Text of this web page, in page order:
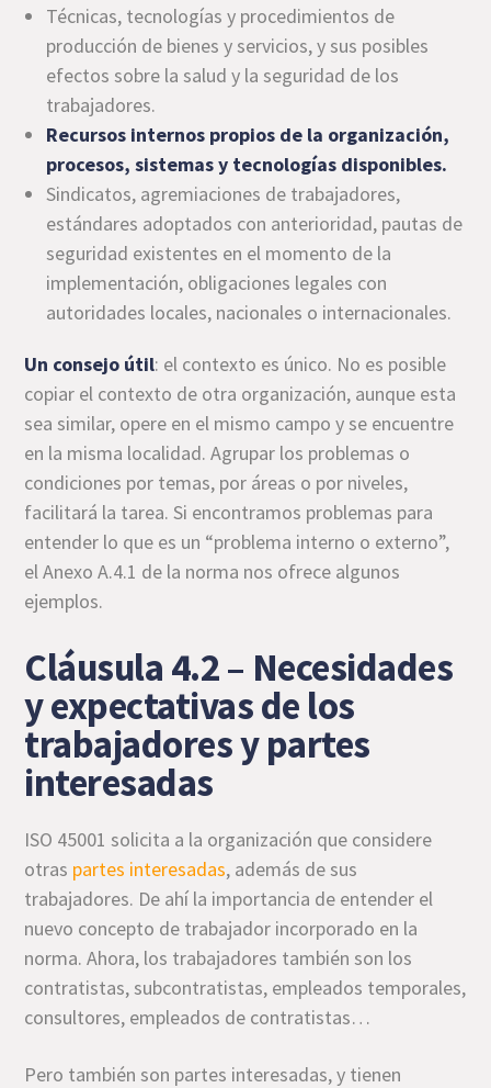
Técnicas, tecnologías y procedimientos de
producción de bienes y servicios, y sus posibles
efectos sobre la salud y la seguridad de los
trabajadores.
Recursos internos propios de la organización,
procesos, sistemas y tecnologías disponibles.
Sindicatos, agremiaciones de trabajadores,
estándares adoptados con anterioridad, pautas de
seguridad existentes en el momento de la
implementación, obligaciones legales con
autoridades locales, nacionales o internacionales.
Un consejo útil: el contexto es único. No es posible
copiar el contexto de otra organización, aunque esta
sea similar, opere en el mismo campo y se encuentre
en la misma localidad. Agrupar los problemas o
condiciones por temas, por áreas o por niveles,
facilitará la tarea. Si encontramos problemas para
entender lo que es un “problema interno o externo”,
el Anexo A.4.1 de la norma nos ofrece algunos
ejemplos.
Cláusula 4.2 – Necesidades
y expectativas de los
trabajadores y partes
interesadas
ISO 45001 solicita a la organización que considere
otras partes interesadas, además de sus
trabajadores. De ahí la importancia de entender el
nuevo concepto de trabajador incorporado en la
norma. Ahora, los trabajadores también son los
contratistas, subcontratistas, empleados temporales,
consultores, empleados de contratistas…
Pero también son partes interesadas, y tienen